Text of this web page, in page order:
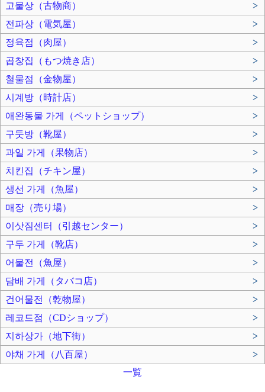
고물상（古物商）
>
전파상（電気屋）
>
정육점（肉屋）
>
곱창집（もつ焼き店）
>
철물점（金物屋）
>
시계방（時計店）
>
애완동물 가게（ペットショップ）
>
구둣방（靴屋）
>
과일 가게（果物店）
>
치킨집（チキン屋）
>
생선 가게（魚屋）
>
매장（売り場）
>
이삿짐센터（引越センター）
>
구두 가게（靴店）
>
어물전（魚屋）
>
담배 가게（タバコ店）
>
건어물전（乾物屋）
>
레코드점（CDショップ）
>
지하상가（地下街）
>
야채 가게（八百屋）
>
一覧